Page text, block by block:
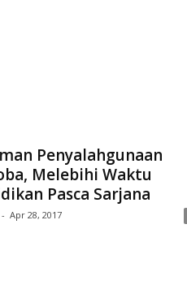
Penyalahgunaan
Melebihi Waktu
Pasca Sarjana
- Apr 28, 2017